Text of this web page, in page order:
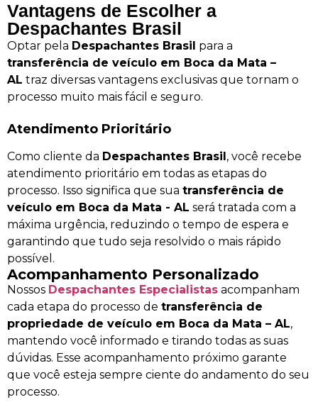
Vantagens de Escolher a
Despachantes Brasil
Optar pela Despachantes Brasil para a
transferência de veículo em Boca da Mata –
AL traz diversas vantagens exclusivas que tornam o
processo muito mais fácil e seguro.
Atendimento Prioritário
Como cliente da Despachantes Brasil, você recebe
atendimento prioritário em todas as etapas do
processo. Isso significa que sua transferência de
veículo em Boca da Mata - AL será tratada com a
máxima urgência, reduzindo o tempo de espera e
garantindo que tudo seja resolvido o mais rápido
possível.
Acompanhamento Personalizado
Nossos Despachantes Especialistas acompanham
cada etapa do processo de transferência de
propriedade de veículo em Boca da Mata – AL,
mantendo você informado e tirando todas as suas
dúvidas. Esse acompanhamento próximo garante
que você esteja sempre ciente do andamento do seu
processo.